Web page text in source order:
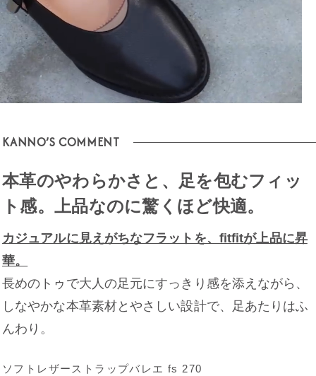
KANNO’S COMMENT
本革のやわらかさと、足を包むフィッ
ト感。 上品なのに驚くほど快適。
カジュアルに見えがちなフラットを、fitfitが上品に昇
華。
長めのトゥで大人の足元にすっきり感を添えながら、
しなやかな本革素材とやさしい設計で、足あたりはふ
んわり。
ソフトレザーストラップバレエ fs 270